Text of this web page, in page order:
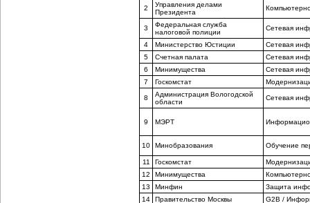
2
Управления делами
Президента
3
Федеральная служба
налоговой полиции
Сетевая
4 Министерство Юстиции
Сетевая
5
Счетная палата
Сетевая
6
Минимущества
Сетевая
7
Госкомстат
8
Администрация Вологодской
области
Сетевая
9 МЭРТ
10 Минобразования Обучение
11 Госкомстат
12
Минимущества
13
Минфин
Защита
14
Правительство Москвы G2B /